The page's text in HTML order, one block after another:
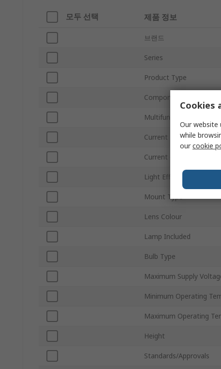
모두 선택 제품 정보
브랜드
Series
Product Type
Component Type
Multifunction
Current Type
Current Consumption
Light Effect
Mount Type
Lens Colour
Lamp Included
Bulb Type
Maximum Supply
Minimum Operating
Maximum Operating
Height
Standards/Approvals
Cookies
Our website
while
ourcookie